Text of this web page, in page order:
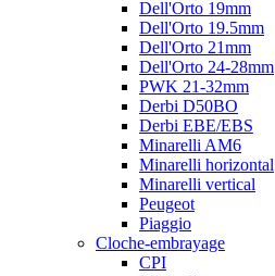
Dell'Orto 19mm
Dell'Orto 19.5mm
Dell'Orto 21mm
Dell'Orto 24-28mm
PWK 21-32mm
Derbi D50BO
Derbi EBE/EBS
Minarelli AM6
Minarelli horizontal
Minarelli vertical
Peugeot
Piaggio
Cloche-embrayage
CPI